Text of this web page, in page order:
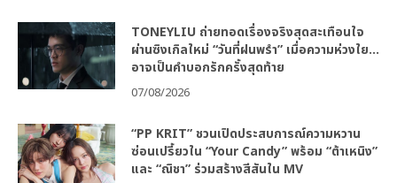
TONEYLIU ถ่ายทอดเรื่องจริงสุดสะเทือนใจ
ผ่านซิงเกิลใหม่ “วันที่ฝนพรำ” เมื่อความห่วงใย…
อาจเป็นคำบอกรักครั้งสุดท้าย
07/08/2026
“PP KRIT” ชวนเปิดประสบการณ์ความหวาน
ซ่อนเปรี้ยวใน “Your Candy” พร้อม “ต้าเหนิง”
และ “ณิชา” ร่วมสร้างสีสันใน MV